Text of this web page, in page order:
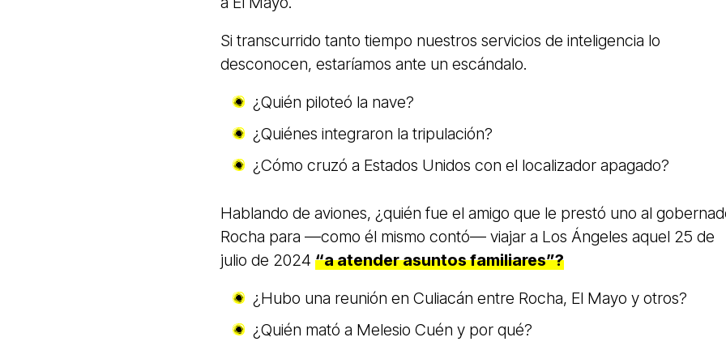
Si transcurrido tanto tiempo nuestros servicios de inteligencia lo
desconocen, estaríamos ante un escándalo.
¿Quién piloteó la nave?
¿Quiénes integraron la tripulación?
¿Cómo cruzó a Estados Unidos con el localizador apagado?
Hablando de aviones, ¿quién fue el amigo que le prestó uno al
Rocha para —como él mismo contó— viajar a Los Ángeles aquel 25 de
julio de 2024 “a atender asuntos familiares”?
¿Hubo una reunión en Culiacán entre Rocha, El Mayo y otros?
¿Quién mató a Melesio Cuén y por qué?